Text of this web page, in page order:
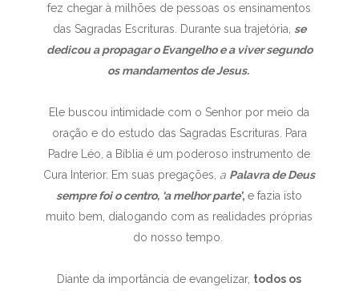
fez chegar à milhões de pessoas os ensinamentos
das Sagradas Escrituras. Durante sua trajetória, se
dedicou a propagar o Evangelho e a viver segundo
os mandamentos de Jesus.
Ele buscou intimidade com o Senhor por meio da
oração e do estudo das Sagradas Escrituras. Para
Padre Léo, a Bíblia é um poderoso instrumento de
Cura Interior. Em suas pregações, a Palavra de Deus
sempre foi o centro, ‘a melhor parte’,e fazia isto
muito bem, dialogando com as realidades próprias
do nosso tempo.
Diante da importância de evangelizar, todos os